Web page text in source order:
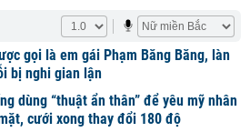
gọi là em gái Phạm Băng Băng, làn
bị nghi gian lận
dùng “thuật ẩn thân” để yêu mỹ nhân
cưới xong thay đổi 180 độ